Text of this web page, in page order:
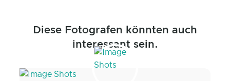
Diese Fotografen könnten auch
interessant sein.